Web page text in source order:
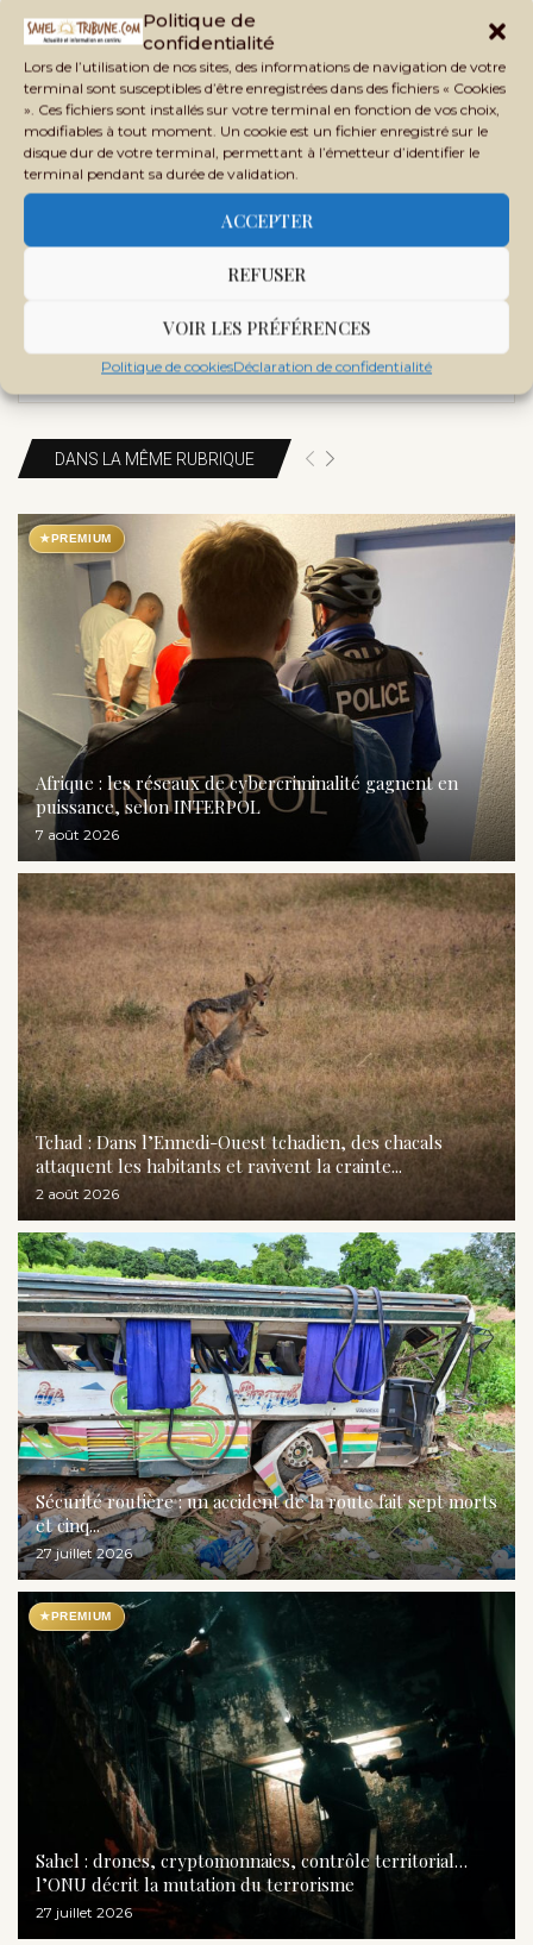
Politique de
confidentialité
Lors de l’utilisation de nos sites, des informations de navigation de votre
terminal sont susceptibles d’être enregistrées dans des fichiers « Cookies
». Ces fichiers sont installés sur votre terminal en fonction de vos choix,
modifiables à tout moment. Un cookie est un fichier enregistré sur le
disque dur de votre terminal, permettant à l’émetteur d’identifier le
terminal pendant sa durée de validation.
ACCEPTER
REFUSER
VOIR LES PRÉFÉRENCES
Politique de cookiesDéclaration de confidentialité
SAHEL TRIBUNE
Sahel Tribune est un site d’informations générales,
crée en 2020 au Mali, sous le nom Phileingora. C’est
en 2021 que ce nom bascule vers Sahel Tribune afin
partenaires.
DANS LA MÊME RUBRIQUE
★PREMIUM
Afrique : les réseaux de cybercriminalité gagnent en
puissance, selon INTERPOL
7 août 2026
Tchad : Dans l’Ennedi-Ouest tchadien, des chacals
attaquent les habitants et ravivent la crainte...
2 août 2026
Sécurité routière : un accident de la route fait sept morts
et cinq...
27 juillet 2026
★PREMIUM
Sahel : drones, cryptomonnaies, contrôle territorial…
l’ONU décrit la mutation du terrorisme
27 juillet 2026